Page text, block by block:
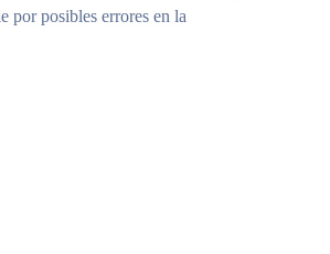
por posibles errores en la